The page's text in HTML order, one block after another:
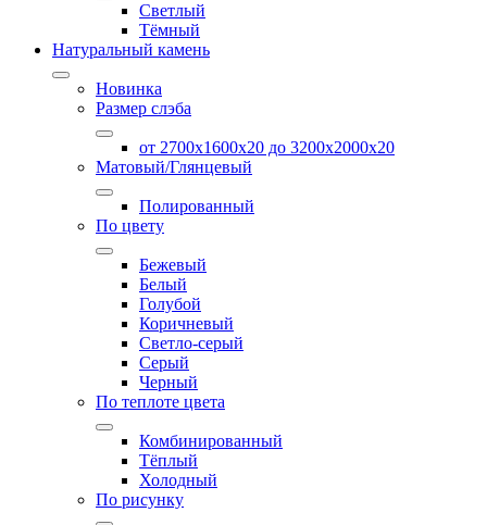
Светлый
Тёмный
Натуральный камень
Новинка
Размер слэба
от 2700х1600х20 до 3200x2000х20
Матовый/Глянцевый
Полированный
По цвету
Бежевый
Белый
Голубой
Коричневый
Светло-серый
Серый
Черный
По теплоте цвета
Комбинированный
Тёплый
Холодный
По рисунку